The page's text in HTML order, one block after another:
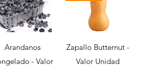
Vista rápida
Arandanos
- Valor
Vista rápida
Zapallo Butternut -
Valor Unidad